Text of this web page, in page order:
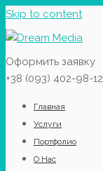
Skip to content
Оформить заявку
+38 (093) 402-98-12
Главная
Услуги
Портфолио
О Нас